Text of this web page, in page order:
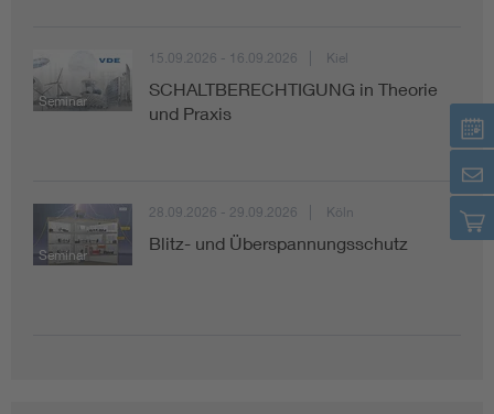
Seminar
15.09.2026 - 16.09.2026 Kiel
SCHALTBERECHTIGUNG in Theorie
und Praxis
Seminar
28.09.2026 - 29.09.2026 Köln
Blitz- und Überspannungsschutz